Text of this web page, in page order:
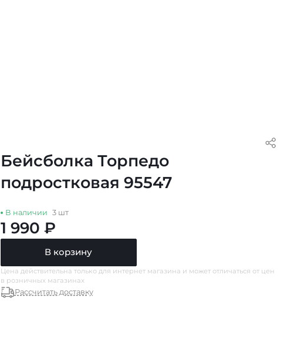
Бейсболка Торпедо
подростковая 95547
В наличии 3 шт
1 990 ₽
В корзину
Цена действительна только для интернет магазина и может отличаться от цен
в розничных магазинах
Рассчитать доставку